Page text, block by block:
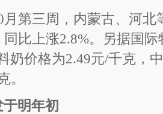
月第三周，内蒙古、河
同比上涨2.8%。另据国
奶价格为2.49元/千克，
。
明年初